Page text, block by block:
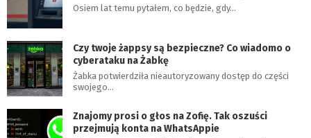
Osiem lat temu pytałem, co będzie, gdy…
Czy twoje żappsy są bezpieczne? Co wiadomo o
cyberataku na Żabkę
Żabka potwierdziła nieautoryzowany dostęp do części
swojego…
Znajomy prosi o głos na Zofię. Tak oszuści
przejmują konta na WhatsAppie